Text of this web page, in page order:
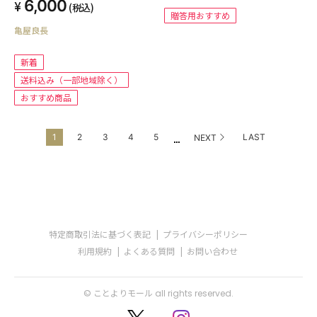
6,000 (税込)
亀屋良長
新着
送料込み（一部地域除く）
おすすめ商品
贈答用おすすめ
1 2 3 4 5 ... NEXT LAST
特定商取引法に基づく表記
プライバシーポリシー
利用規約
よくある質問 お問い合わせ
© ことよりモール all rights reserved.